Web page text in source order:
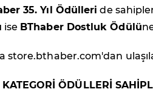
35. Yıl Ödülleri de
ise BThaber Dostluk Ödülü
store.bthaber.com'dan
ÖDÜLLERİ